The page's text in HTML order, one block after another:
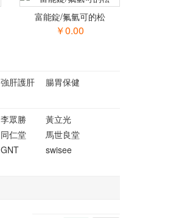
富能錠/氟氫可的松
￥0.00
強肝護肝
腸胃保健
李眾勝
黃立光
同仁堂
馬世良堂
GNT
swisee